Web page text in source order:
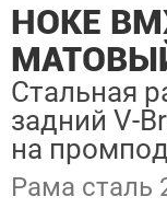
HOKE
Стальная
задний V-
на
Рама сталь